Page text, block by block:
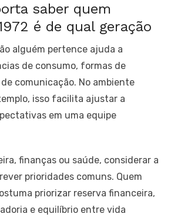
saber quem
é de qual geração
alguém pertence ajuda a
de consumo, formas de
comunicação. No ambiente
isso facilita ajustar a
em uma equipe
finanças ou saúde, considerar a
prioridades comuns. Quem
priorizar reserva financeira,
e equilíbrio entre vida